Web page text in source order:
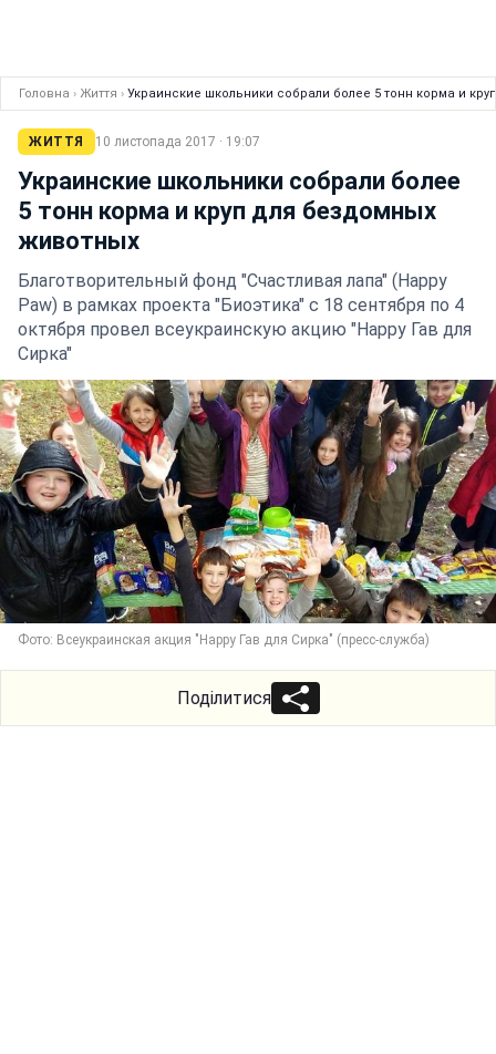
Головна › Життя › Украинские школьники собрали более 5 тонн корма и
ЖИТТЯ 10 листопада 2017 · 19:07
Украинские школьники собрали более
5 тонн корма и круп для бездомных
животных
Благотворительный фонд "Счастливая лапа" (Happy
Paw) в рамках проекта "Биоэтика" с 18 сентября по 4
октября провел всеукраинскую акцию "Happy Гав для
Сирка"
Фото: Всеукраинская акция "Happy Гав для Сирка" (пресс-служба)
Поділитися